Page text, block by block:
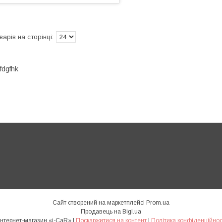
Сайт створений на маркетплейсі Prom.ua
Продавець на Bigl.ua